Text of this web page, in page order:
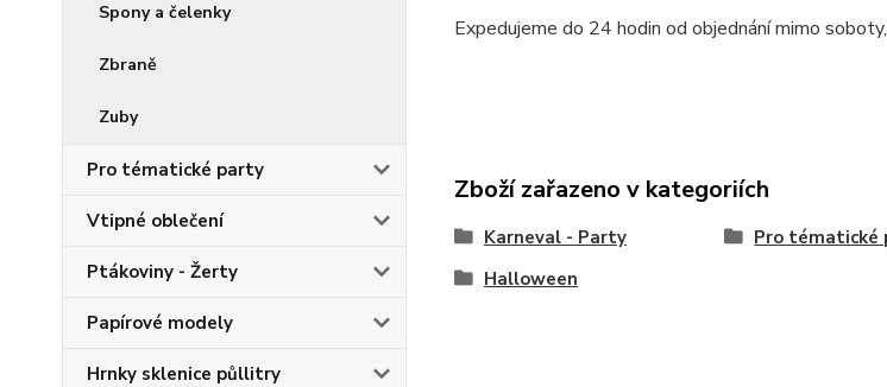
Spony a čelenky
Zbraně
Zuby
Pro tématické party
Vtipné oblečení
Ptákoviny - Žerty
Papírové modely
Hrnky sklenice půllitry
Expedujeme do 24 hodin od objednání mimo
Zboží zařazeno v kategoriích
Karneval - Party Pro tématické
Halloween